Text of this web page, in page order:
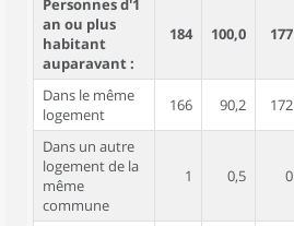
Personnes d'1
an ou plus
habitant
auparavant :
184 100,0 177
Dans le même
logement
166 90,2 172
Dans un autre
logement de la
même
commune
1 0,5 0